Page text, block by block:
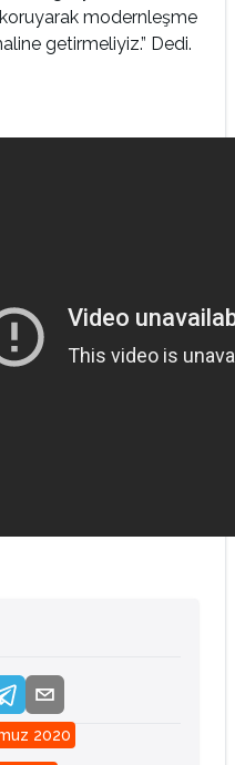
modernleşme
getirmeliyiz.” Dedi.
2020